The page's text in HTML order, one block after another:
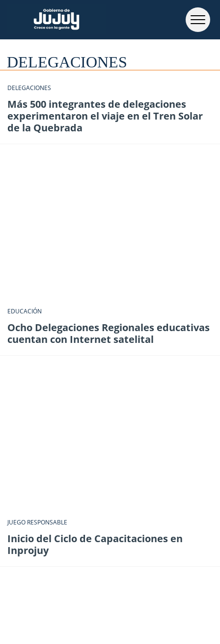
DELEGACIONES
DELEGACIONES
Más 500 integrantes de delegaciones
experimentaron el viaje en el Tren Solar
de la Quebrada
EDUCACIÓN
Ocho Delegaciones Regionales educativas
cuentan con Internet satelital
JUEGO RESPONSABLE
Inicio del Ciclo de Capacitaciones en
Inprojuy